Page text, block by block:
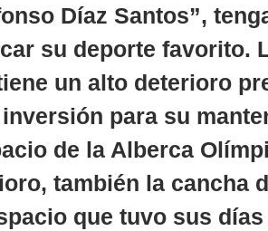
Díaz Santos”,
su deporte favorito.
un alto deterioro
para su
de la Alberca
también la cancha
que tuvo sus